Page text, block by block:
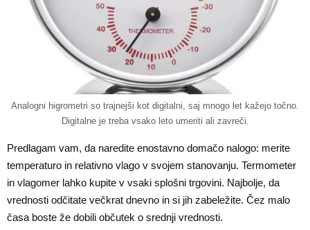
Analogni higrometri so trajnejši kot digitalni, saj mnogo let kažejo točno.
Digitalne je treba vsako leto umeriti ali zavreči.
Predlagam vam, da naredite enostavno domačo nalogo: merite
temperaturo in relativno vlago v svojem stanovanju. Termometer
in vlagomer lahko kupite v vsaki splošni trgovini. Najbolje, da
vrednosti odčitate večkrat dnevno in si jih zabeležite. Čez malo
časa boste že dobili občutek o srednji vrednosti.